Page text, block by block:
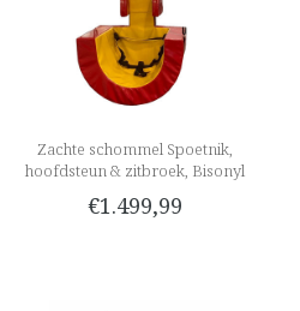
Zachte schommel Spoetnik,
hoofdsteun & zitbroek, Bisonyl
€1.499,99